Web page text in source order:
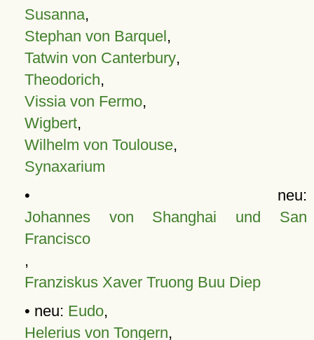
Susanna,
Stephan von Barquel,
Tatwin von Canterbury,
Theodorich,
Vissia von Fermo,
Wigbert,
Wilhelm von Toulouse,
Synaxarium
• neu:
Johannes von Shanghai und San
Francisco
,
Franziskus Xaver Truong Buu Diep
• neu: Eudo,
Helerius von Tongern,